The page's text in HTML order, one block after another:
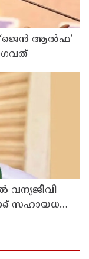
‘ജെൻ ആൽഫ’
സഹായധനം